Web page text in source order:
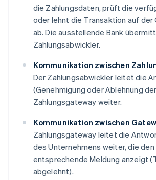
die Zahlungsdaten, prüft die
oder lehnt die Transaktion auf der
ab. Die ausstellende Bank
Zahlungsabwickler.
Kommunikation zwischen
Der Zahlungsabwickler leitet die
(Genehmigung oder Ablehnung
Zahlungsgateway weiter.
Kommunikation zwischen
Zahlungsgateway leitet die
des Unternehmens weiter, die
entsprechende Meldung anzeigt
abgelehnt).